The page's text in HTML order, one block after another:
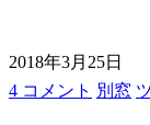
2018年3月25日
4 コメント 別窓